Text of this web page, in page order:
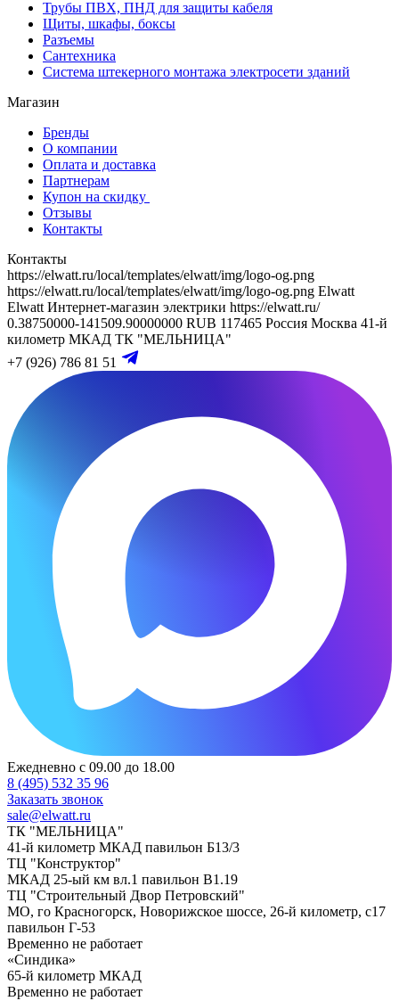
Трубы ПВХ, ПНД для защиты кабеля
Щиты, шкафы, боксы
Разъемы
Сантехника
Система штекерного монтажа электросети зданий
Магазин
Бренды
О компании
Оплата и доставка
Партнерам
Купон на скидку
Отзывы
Контакты
Контакты
https://elwatt.ru/local/templates/elwatt/img/logo-og.png
https://elwatt.ru/local/templates/elwatt/img/logo-og.png Elwatt
Elwatt Интернет-магазин электрики https://elwatt.ru/
0.38750000-141509.90000000 RUB 117465 Россия Москва 41-й
километр МКАД ТК "МЕЛЬНИЦА"
+7 (926) 786 81 51
Ежедневно с 09.00 до 18.00
8 (495) 532 35 96
Заказать звонок
sale@elwatt.ru
ТК "МЕЛЬНИЦА"
41-й километр МКАД павильон Б13/3
ТЦ "Конструктор"
МКАД 25-ый км вл.1 павильон В1.19
ТЦ "Строительный Двор Петровский"
МО, го Красногорск, Новорижское шоссе, 26-й километр, с17
павильон Г-53
Временно не работает
«Синдика»
65-й километр МКАД
Временно не работает